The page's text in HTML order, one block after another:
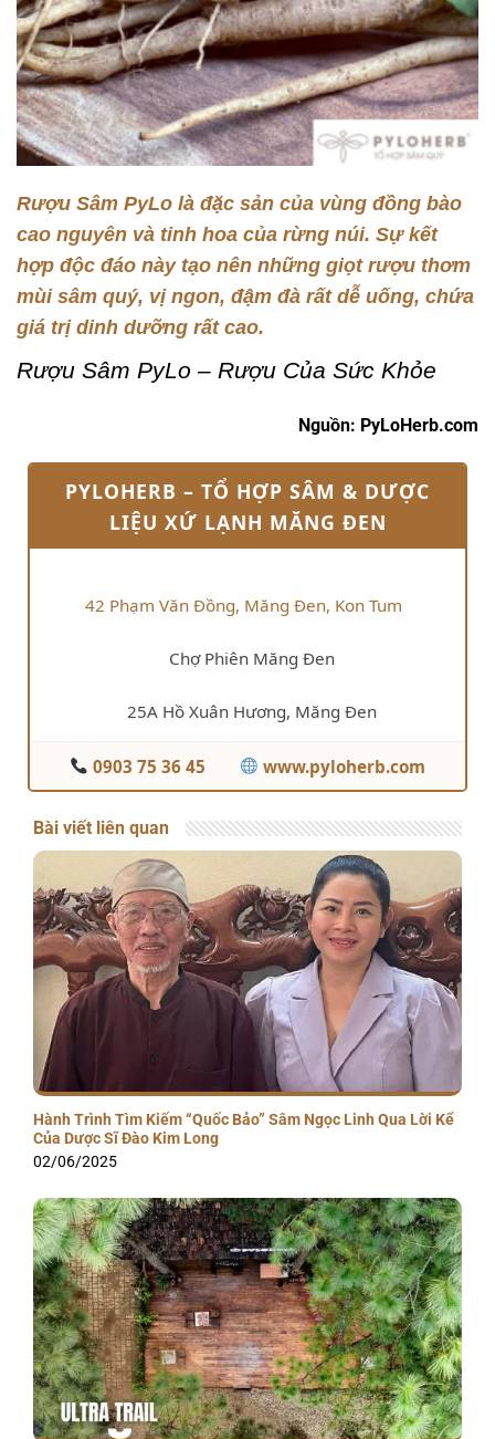
Rượu Sâm PyLo là đặc sản của vùng đồng bào
cao nguyên và tinh hoa của rừng núi. Sự kết
hợp độc đáo này tạo nên những giọt rượu thơm
mùi sâm quý, vị ngon, đậm đà rất dễ uống, chứa
giá trị dinh dưỡng rất cao.
Rượu Sâm PyLo – Rượu Của Sức Khỏe
Nguồn: PyLoHerb.com
PYLOHERB – TỔ HỢP SÂM & DƯỢC
LIỆU XỨ LẠNH MĂNG ĐEN
42 Phạm Văn Đồng, Măng Đen, Kon Tum
Chợ Phiên Măng Đen
25A Hồ Xuân Hương, Măng Đen
0903 75 36 45 www.pyloherb.com
Bài viết liên quan
Hành Trình Tìm Kiếm “Quốc Bảo” Sâm Ngọc Linh Qua Lời Kể
Của Dược Sĩ Đào Kim Long
02/06/2025